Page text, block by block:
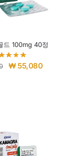
드 100mg 40정
₩55,080